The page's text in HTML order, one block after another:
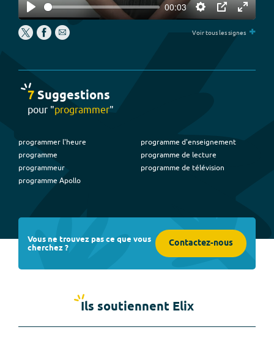
Play
00:03
Settings
PIP
Enter
Voir tous les signes +
7Suggestions
pour "programmer"
programmer l'heure
programme
programmeur
programme Apollo
programme d'enseignement
programme de lecture
programme de télévision
Vous ne trouvez pas ce que vous
cherchez ? Contactez-nous
Ils soutiennent Elix